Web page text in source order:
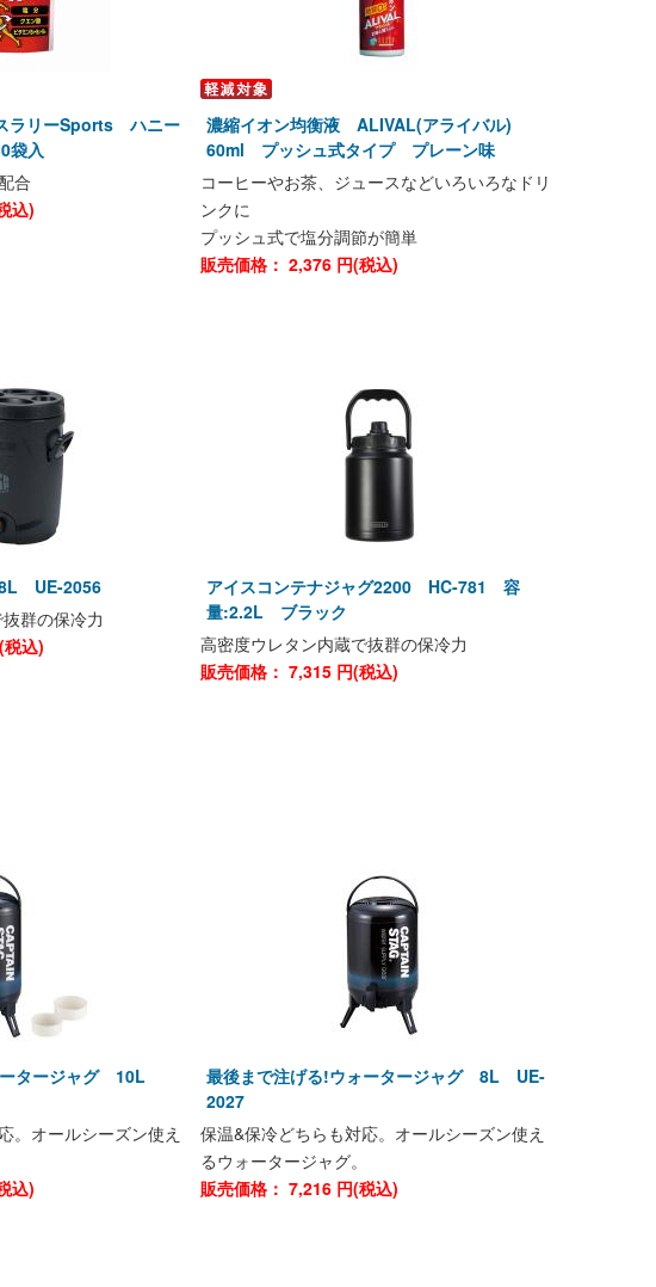
ラリーSports ハニー
袋入
合
込)
濃縮イオン均衡液 ALIVAL(アライバル)
60ml プッシュ式タイプ プレーン味
コーヒーやお茶、ジュースなどいろいろなドリ
ンクに
プッシュ式で塩分調節が簡単
販売価格： 2,376 円(税込)
UE-2056
群の保冷力
税込)
アイスコンテナジャグ2200 HC-781 容
量:2.2L ブラック
高密度ウレタン内蔵で抜群の保冷力
販売価格： 7,315 円(税込)
ータージャグ 10L
。オールシーズン使え
込)
最後まで注げる!ウォータージャグ 8L UE-
2027
保温&保冷どちらも対応。オールシーズン使え
るウォータージャグ。
販売価格： 7,216 円(税込)